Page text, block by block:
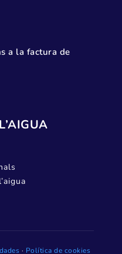
a la factura de
· Política de cookies